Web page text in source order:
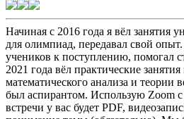
Начиная с 2016 года я вёл занятия
для олимпиад, передавал свой
учеников к поступлению, помогал
2021 года вёл практические
математического анализа и теории
был аспирантом. Использую Zoom
встречи у вас будет PDF,